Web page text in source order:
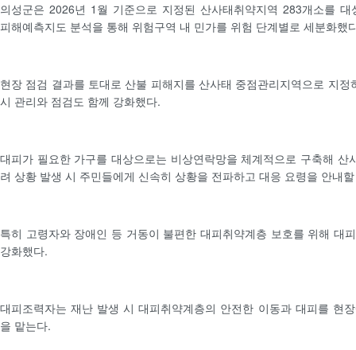
의성군은 2026년 1월 기준으로 지정된 산사태취약지역 283개소를 대
피해예측지도 분석을 통해 위험구역 내 민가를 위험 단계별로 세분화했
현장 점검 결과를 토대로 산불 피해지를 산사태 중점관리지역으로 지
시 관리와 점검도 함께 강화했다.
대피가 필요한 가구를 대상으로는 비상연락망을 체계적으로 구축해 산
려 상황 발생 시 주민들에게 신속히 상황을 전파하고 대응 요령을 안내
특히 고령자와 장애인 등 거동이 불편한 대피취약계층 보호를 위해 대
강화했다.
대피조력자는 재난 발생 시 대피취약계층의 안전한 이동과 대피를 현
을 맡는다.